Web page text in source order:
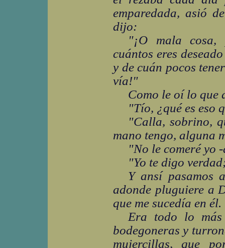
emparedada, asió
dijo:
"¡O mala
cuántos eres
y de cuán pocos
vía!"
Como le oí lo que
"Tío, ¿qué es eso
"Calla, sobrino,
mano tengo, alguna
"No le comeré yo
"Yo te digo
Y ansí pasamos
adonde pluguiere a
que me sucedía en él.
Era todo lo
bodegoneras y
mujercillas, que